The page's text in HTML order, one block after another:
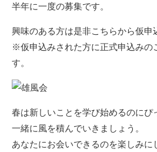
半年に一度の募集です。
興味のある方は是非こちらから仮申
※仮申込みされた方に正式申込みの
す。
春は新しいことを学び始めるのにぴ
一緒に風を積んでいきましょう。
あなたにお会いできるのを楽しみに